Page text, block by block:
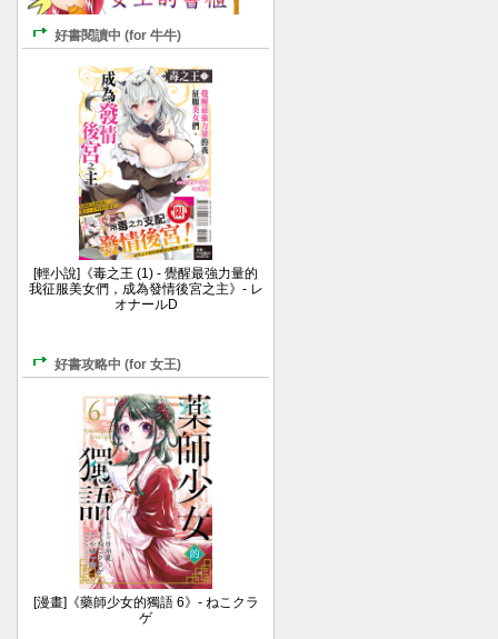
好書閱讀中 (for 牛牛)
[輕小說]《毒之王 (1) - 覺醒最強力量的
我征服美女們，成為發情後宮之主》- レ
オナールD
好書攻略中 (for 女王)
[漫畫]《藥師少女的獨語 6》- ねこクラ
ゲ